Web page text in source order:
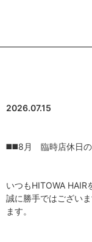
2026.07.15
◼️◼️8月 臨時店休日
いつもHITOWA
誠に勝手ではござい
ます。